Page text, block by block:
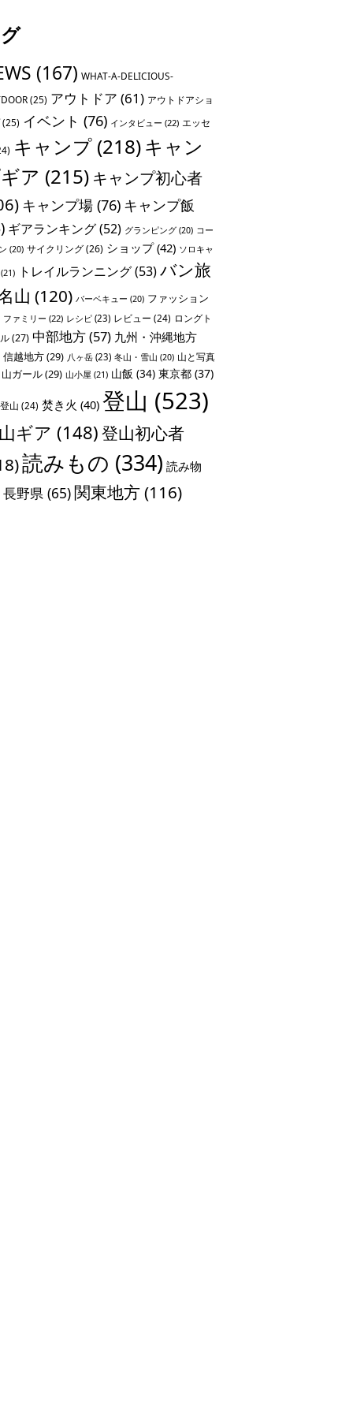
(167) WHAT-A-DELICIOUS-
(25) アウトドア (61) アウトドアショ
(25) イベント (76) インタビュー (22) エッセ
キャンプ (218)キャン
ア (215) キャンプ初心者
キャンプ場 (76) キャンプ飯
ギアランキング(52) グランピング (20) コー
(20) サイクリング(26) ショップ(42) ソロキャ
トレイルランニング(53)バン旅
山 (120) バーベキュー (20) ファッション
ファミリー (22) レシピ (23) レビュー (24) ロングト
(27) 中部地方(57) 九州・沖縄地方
信越地方(29) 八ヶ岳 (23) 冬山・雪山 (20) 山と写真
山ガール(29) 山小屋 (21) 山飯 (34) 東京都 (37)
山 (24) 焚き火 (40) 登山 (523)
ギア (148)登山初心者
読みもの (334) 読み物
長野県 (65)関東地方(116)